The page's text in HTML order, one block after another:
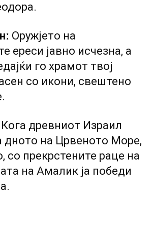
Оружјето на
ереси јавно исчезна, а
го храмот твој
со икони, свештено
Кога древниот Израил
дното на Црвеното Море,
со прекрстените раце на
на Амалик ја победи